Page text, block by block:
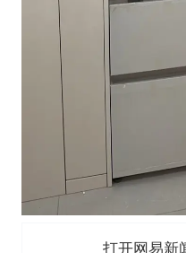
打开网易新